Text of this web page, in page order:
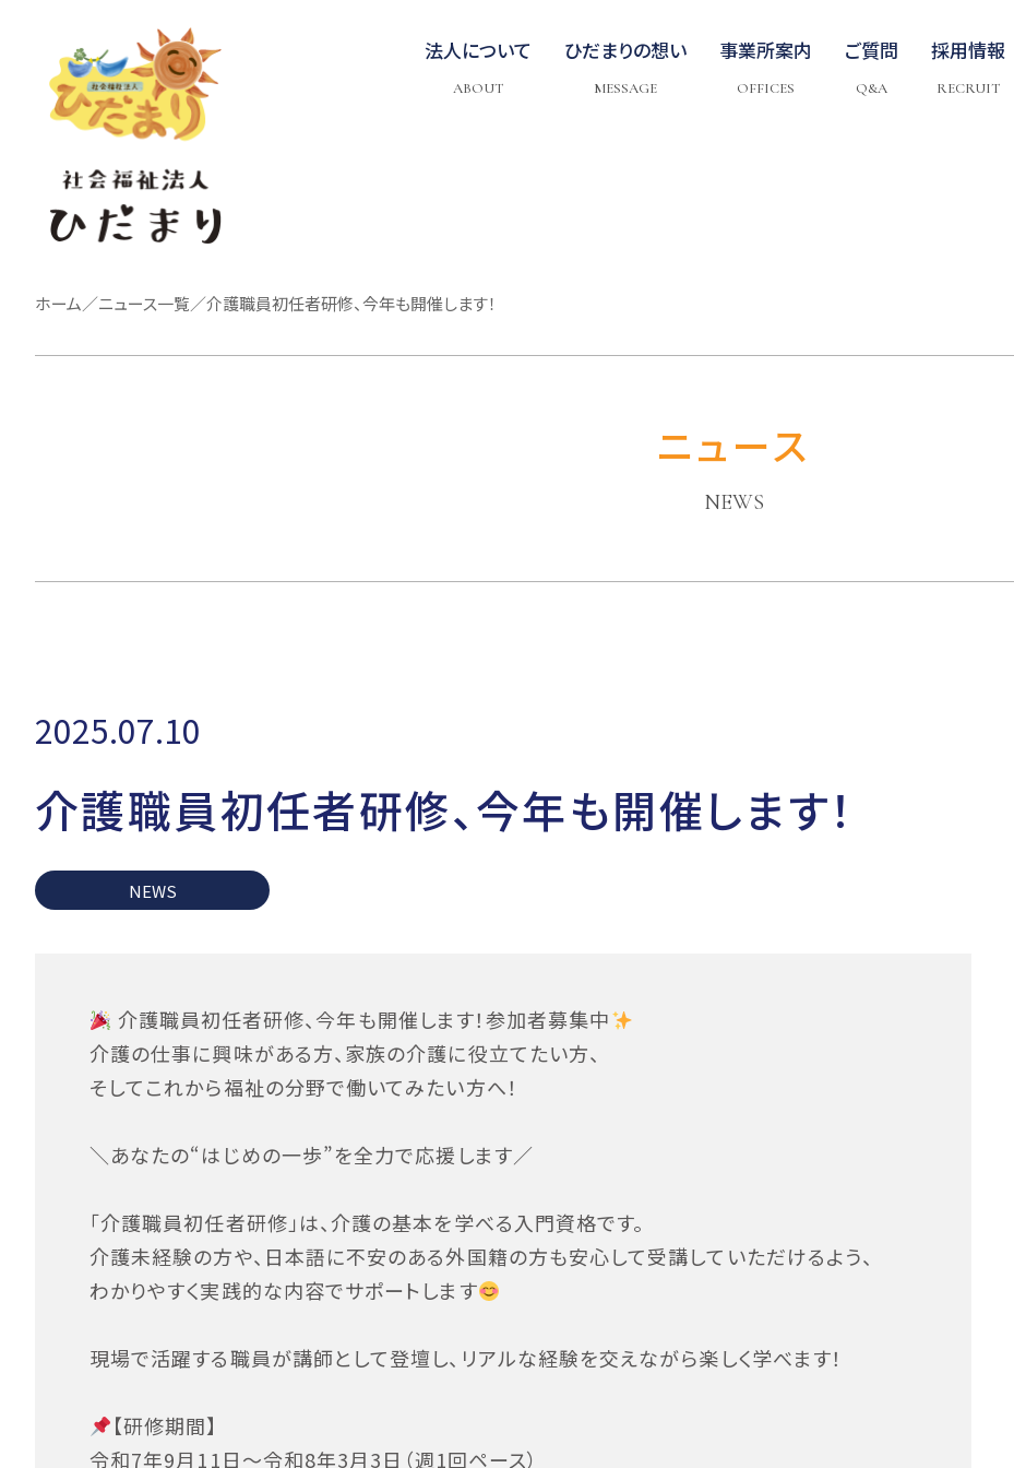
法人について
ABOUT
ひだまりの想い
MESSAGE
事業所案内
OFFICES
ご質問
Q&A
採用情報
RECRUIT
ホーム／ニュース一覧／介護職員初任者研修、今年も開催します！
ニュース
NEWS
2025.07.10
介護職員初任者研修、今年も開催します！
NEWS
介護職員初任者研修、今年も開催します！参加者募集中
介護の仕事に興味がある方、家族の介護に役立てたい方、
そしてこれから福祉の分野で働いてみたい方へ！
＼あなたの“はじめの一歩”を全力で応援します／
「介護職員初任者研修」は、介護の基本を学べる入門資格です。
介護未経験の方や、日本語に不安のある外国籍の方も安心して受講していただけるよう、
わかりやすく実践的な内容でサポートします
現場で活躍する職員が講師として登壇し、リアルな経験を交えながら楽しく学べます！
【研修期間】
令和7年9月11日〜令和8年3月3日（週1回ペース）